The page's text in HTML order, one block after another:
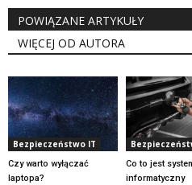
POWIĄZANE ARTYKUŁY
WIĘCEJ OD AUTORA
Bezpieczeństwo IT
Czy warto wyłączać
laptopa?
Co to jest
informatyczny